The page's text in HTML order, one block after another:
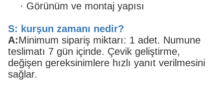
· Görünüm ve montaj yapısı
S: kurşun zamanı nedir?
A:Minimum sipariş miktarı: 1 adet. Numune
teslimatı 7 gün içinde. Çevik geliştirme,
değişen gereksinimlere hızlı yanıt verilmesini
sağlar.